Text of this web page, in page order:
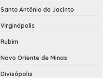
Santo Antônio do Jacinto
Virginópolis
Rubim
Novo Oriente de Minas
Divisópolis